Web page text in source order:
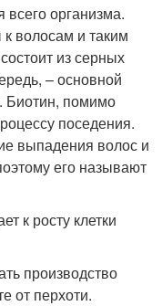
организма.
волосам и таким
из серных
– основной
Биотин, помимо
поседения.
выпадения волос и
его называют
к росту клетки
производство
от перхоти.